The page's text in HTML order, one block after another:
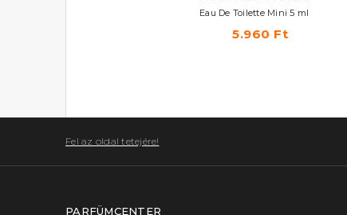
Eau De Toilette Mini 5 ml
5.960 Ft
Fel az oldal tetejére!
PARFÜMCENTER